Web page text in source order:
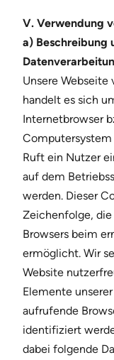
V. Verwendung
a) Beschreibung
Unsere Webseite
handelt es sich
Internetbrowser
Computersystem
Ruft ein Nutzer
auf dem
werden. Dieser
Zeichenfolge,
Browsers beim
ermöglicht. Wir
Website
Elemente
aufrufende
identifiziert
dabei folgende